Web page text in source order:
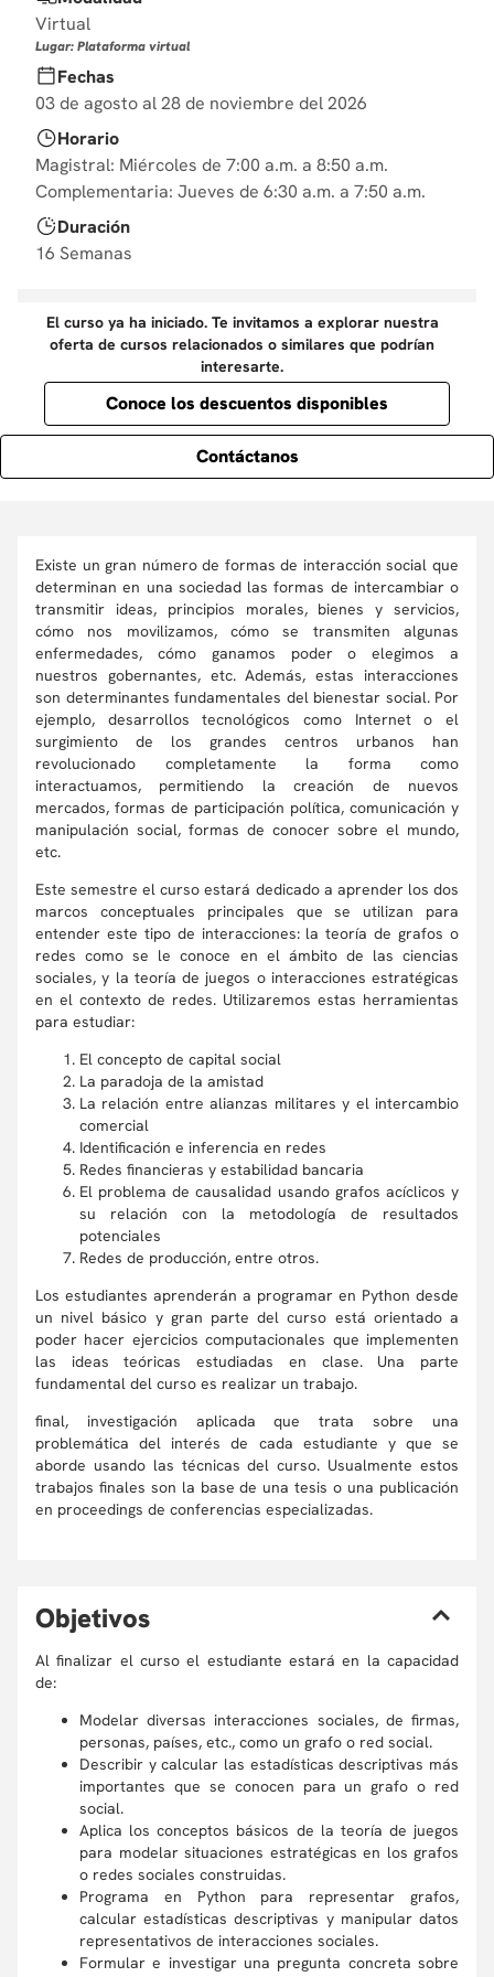
10. derecho
Virtual
Lugar: Plataforma virtual
Fechas
03 de agosto al 28 de noviembre del 2026
Horario
Magistral: Miércoles de 7:00 a.m. a 8:50 a.m.
Complementaria: Jueves de 6:30 a.m. a 7:50 a.m.
Duración
16 Semanas
El curso ya ha iniciado. Te invitamos a explorar nuestra
oferta de cursos relacionados o similares que podrían
interesarte.
Conoce los descuentos disponibles
Contáctanos
Existe un gran número de formas de interacción social que
determinan en una sociedad las formas de intercambiar o
transmitir ideas, principios morales, bienes y servicios,
cómo nos movilizamos, cómo se transmiten algunas
enfermedades, cómo ganamos poder o elegimos a
nuestros gobernantes, etc. Además, estas interacciones
son determinantes fundamentales del bienestar social. Por
ejemplo, desarrollos tecnológicos como Internet o el
surgimiento de los grandes centros urbanos han
revolucionado completamente la forma como
interactuamos, permitiendo la creación de nuevos
mercados, formas de participación política, comunicación y
manipulación social, formas de conocer sobre el mundo,
etc.
Este semestre el curso estará dedicado a aprender los dos
marcos conceptuales principales que se utilizan para
entender este tipo de interacciones: la teoría de grafos o
redes como se le conoce en el ámbito de las ciencias
sociales, y la teoría de juegos o interacciones estratégicas
en el contexto de redes. Utilizaremos estas herramientas
para estudiar:
El concepto de capital social
La paradoja de la amistad
La relación entre alianzas militares y el intercambio
comercial
Identificación e inferencia en redes
Redes financieras y estabilidad bancaria
El problema de causalidad usando grafos acíclicos y
su relación con la metodología de resultados
potenciales
Redes de producción, entre otros.
Los estudiantes aprenderán a programar en Python desde
un nivel básico y gran parte del curso está orientado a
poder hacer ejercicios computacionales que implementen
las ideas teóricas estudiadas en clase. Una parte
fundamental del curso es realizar un trabajo.
final, investigación aplicada que trata sobre una
problemática del interés de cada estudiante y que se
aborde usando las técnicas del curso. Usualmente estos
trabajos finales son la base de una tesis o una publicación
en proceedings de conferencias especializadas.
Objetivos
Al finalizar el curso el estudiante estará en la capacidad
de:
Modelar diversas interacciones sociales, de firmas,
personas, países, etc., como un grafo o red social.
Describir y calcular las estadísticas descriptivas más
importantes que se conocen para un grafo o red
social.
Aplica los conceptos básicos de la teoría de juegos
para modelar situaciones estratégicas en los grafos
o redes sociales construidas.
Programa en Python para representar grafos,
calcular estadísticas descriptivas y manipular datos
representativos de interacciones sociales.
Formular e investigar una pregunta concreta sobre